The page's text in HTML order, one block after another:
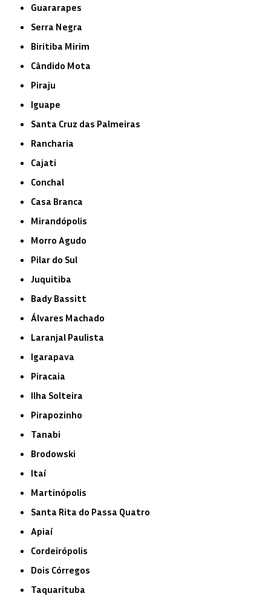
Guararapes
Serra Negra
Biritiba Mirim
Cândido Mota
Piraju
Iguape
Santa Cruz das Palmeiras
Rancharia
Cajati
Conchal
Casa Branca
Mirandópolis
Morro Agudo
Pilar do Sul
Juquitiba
Bady Bassitt
Álvares Machado
Laranjal Paulista
Igarapava
Piracaia
Ilha Solteira
Pirapozinho
Tanabi
Brodowski
Itaí
Martinópolis
Santa Rita do Passa Quatro
Apiaí
Cordeirópolis
Dois Córregos
Taquarituba